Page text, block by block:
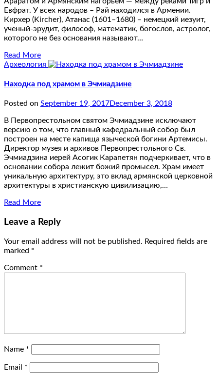
Евфрат. У всех народов – Рай находился в Армении.
Кирхер (Kircher), Атанас (1601–1680) – немецкий иезуит,
ученый-эрудит, философ, математик, богослов, астролог,
которого не без основания называют…
Read More
Археология
Находка под храмом в Эчмиадзине
Posted on September 19, 2017December 3, 2018
В Первопрестольном святом Эчмиадзине исключают
версию о том, что главный кафедральный собор был
построен на месте капища языческой богини Артемисы.
Директор музея и архивов Первопрестольного Св.
Эчмиадзина иерей Асогик Карапетян подчеркивает, что в
основании собора лежит божий промысел. Храм имеет
уникальную архитектуру, это вклад армянской церковной
архитектуры в христианскую цивилизацию,…
Read More
Leave a Reply
Your email address will not be published. Required fields are
marked *
Comment *
Name *
Email *